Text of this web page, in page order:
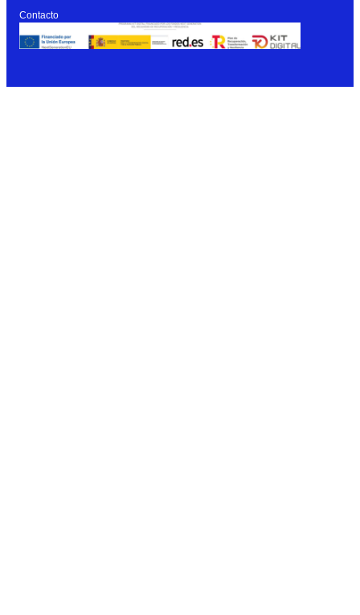
Contacto